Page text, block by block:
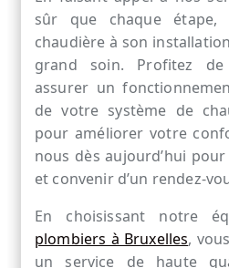
sûr que chaque
chaudière à son
grand soin. Profitez
assurer un
de votre système de
pour améliorer votre
nous dès aujourd’hui
et convenir d’un rendez-
En choisissant notre
plombiers à Bruxelles,
un service de haute